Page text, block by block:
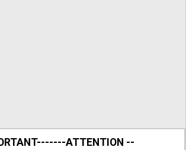
ATTENTION --